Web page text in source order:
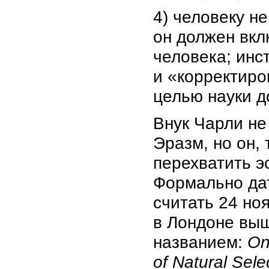
4) человеку
он должен
человека;
и
целью науки
Внук Чарли
Эразм, но он,
перехватить
Формально
считать 24
в Лондоне
названием:
of Natural